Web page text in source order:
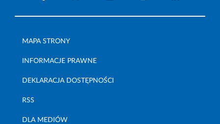
MAPA STRONY
INFORMACJE PRAWNE
DEKLARACJA DOSTĘPNOŚCI
RSS
DLA MEDIÓW